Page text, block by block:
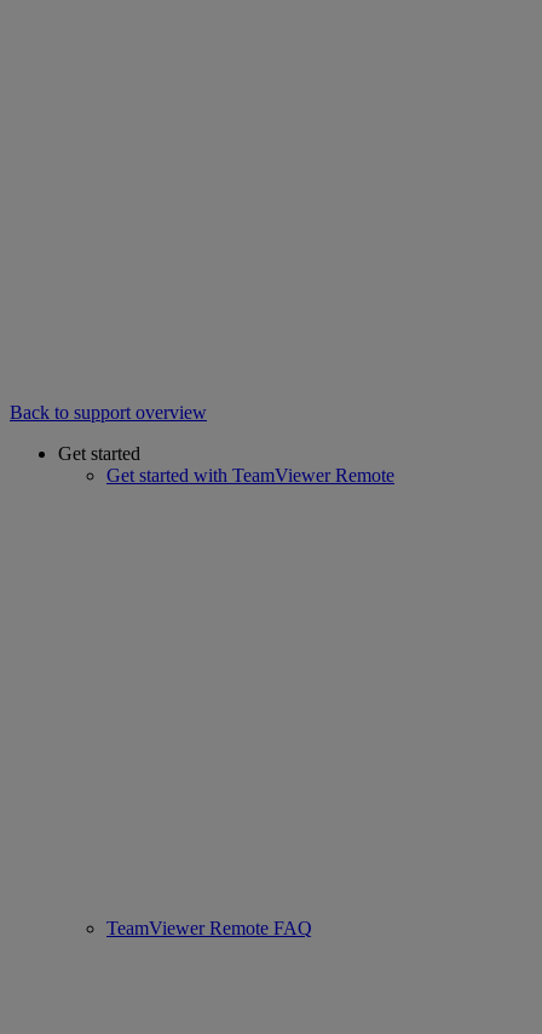
Back to support overview
Get started
Get started with TeamViewer Remote
TeamViewer Remote FAQ